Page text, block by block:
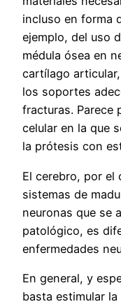
incluso en forma
ejemplo, del uso
médula ósea en
cartílago
los soportes
fracturas. Parece
celular en la que
la prótesis con
El cerebro, por el
sistemas de
neuronas que se
patológico, es
enfermedades
En general, y
basta estimular